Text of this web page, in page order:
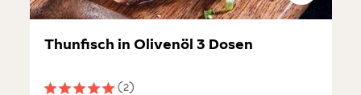
(2)
Thunfisch in Olivenöl 3 Dosen